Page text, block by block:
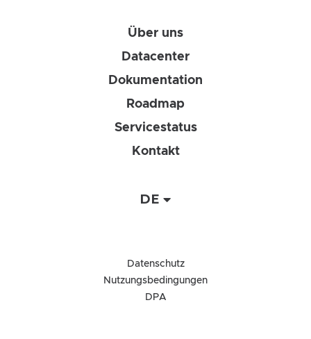
Über uns
Datacenter
Dokumentation
Roadmap
Servicestatus
Kontakt
DE
Datenschutz
Nutzungsbedingungen
DPA